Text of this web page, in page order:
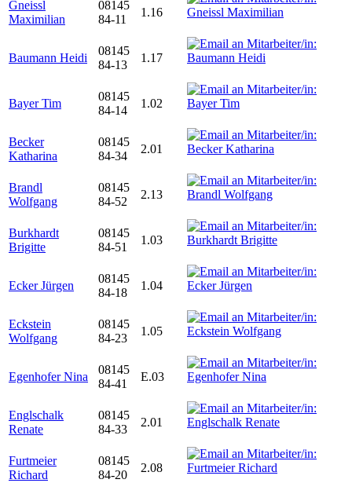
Gneissl
Maximilian
08145
84-11
1.16
Baumann Heidi
08145
84-13
1.17
Bayer Tim
08145
84-14
1.02
Becker
Katharina
08145
84-34
2.01
Brandl
Wolfgang
08145
84-52
2.13
Burkhardt
Brigitte
08145
84-51
1.03
Ecker Jürgen
08145
84-18
1.04
Eckstein
Wolfgang
08145
84-23
1.05
Egenhofer Nina
08145
84-41
E.03
Englschalk
Renate
08145
84-33
2.01
Furtmeier
Richard
08145
84-20
2.08